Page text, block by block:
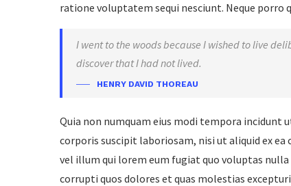
ratione voluptatem sequi nesciunt. Neque porro
I went to the woods because I wished to live
discover that I had not lived.
HENRY DAVID THOREAU
Quia non numquam eius modi tempora
corporis suscipit laboriosam, nisi ut aliquid ex
vel illum qui lorem eum fugiat quo voluptas
corrupti quos dolores et quas molestias